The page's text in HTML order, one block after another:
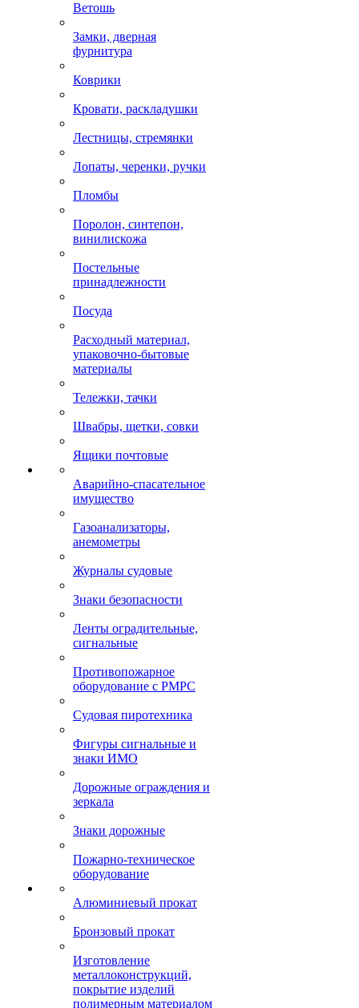
Ветошь
Замки, дверная
фурнитура
Коврики
Кровати, раскладушки
Лестницы, стремянки
Лопаты, черенки, ручки
Пломбы
Поролон, синтепон,
винилискожа
Постельные
принадлежности
Посуда
Расходный материал,
упаковочно-бытовые
материалы
Тележки, тачки
Швабры, щетки, совки
Ящики почтовые
Аварийно-спасательное
имущество
Газоанализаторы,
анемометры
Журналы судовые
Знаки безопасности
Ленты оградительные,
сигнальные
Противопожарное
оборудование с РМРС
Судовая пиротехника
Фигуры сигнальные и
знаки ИМО
Дорожные ограждения и
зеркала
Знаки дорожные
Пожарно-техническое
оборудование
Алюминиевый прокат
Бронзовый прокат
Изготовление
металлоконструкций,
покрытие изделий
полимерным материалом